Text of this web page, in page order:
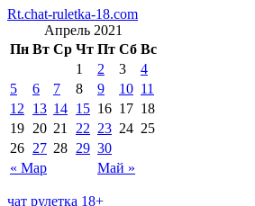
Rt.chat-ruletka-18.com
Апрель 2021
Пн Вт Ср Чт Пт Сб Вс
« Мар Май »
1 2 3
4
5
6 7 8 9 10 11
12
13 14 15 16 17 18
19 20 21 22 23 24 25
26 27 28 29 30
чат рулетка 18+